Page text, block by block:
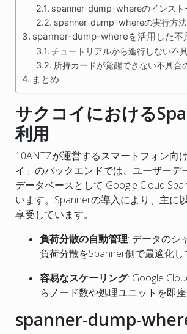
spanner-dump-whereのインスト
spanner-dump-whereの実行方法
spanner-dump-whereを活用した不
チュートリアルから進行しない不
所持カードが覚醒できない不具合
まとめ
サクコイにおける
利用
10ANTZが運営するスマートフォン向
イ」のバックエンドでは、ユーザーデ
データベースとして Google Cloud
います。Spannerの導入により、主に
享受しています。
負荷分散の自動管理: データのシ
負荷分散をSpanner側で最適化し
容易なスケーリング: Google
らノード数や処理ユニットを即座
spanner-dump-